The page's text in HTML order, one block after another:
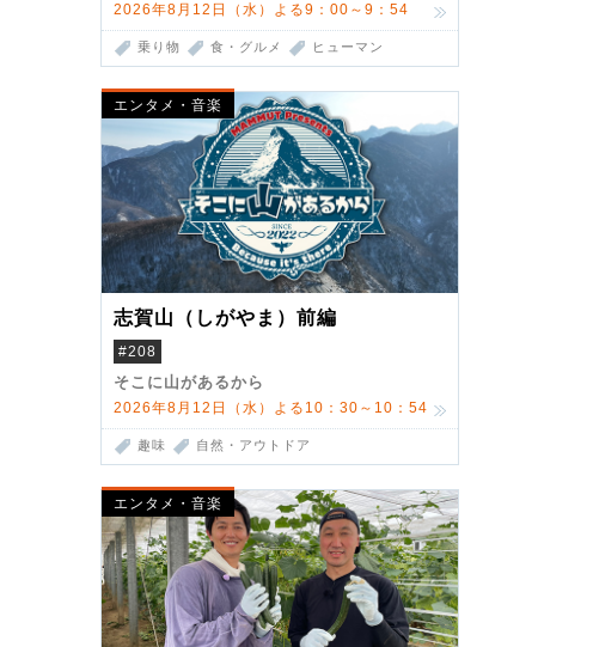
2026年8月12日（水）よる9：00～9：54
乗り物 食・グルメ ヒューマン
エンタメ・音楽
志賀山（しがやま）前編
#208
そこに山があるから
2026年8月12日（水）よる10：30～10：54
趣味 自然・アウトドア
エンタメ・音楽